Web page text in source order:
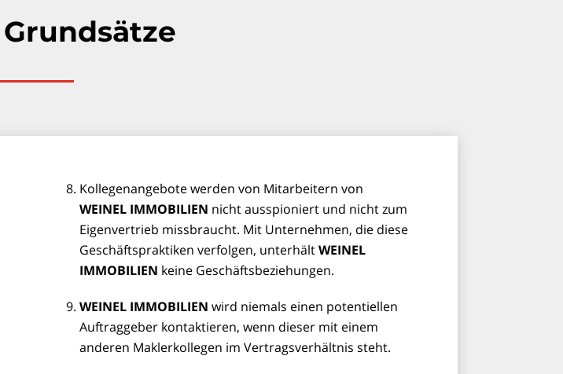
Grundsätze
Kollegenangebote werden von Mitarbeitern von
WEINEL IMMOBILIEN nicht ausspioniert und nicht zum
Eigenvertrieb missbraucht. Mit Unternehmen, die diese
Geschäftspraktiken verfolgen, unterhältWEINEL
IMMOBILIEN keine Geschäftsbeziehungen.
WEINEL IMMOBILIEN wird niemals einen potentiellen
Auftraggeber kontaktieren, wenn dieser mit einem
anderen Maklerkollegen im Vertragsverhältnis steht.